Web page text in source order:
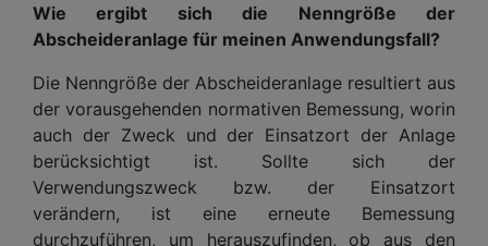
Wie ergibt sich die Nenngröße der
Abscheideranlage für meinen Anwendungsfall?
Die Nenngröße der Abscheideranlage resultiert aus
der vorausgehenden normativen Bemessung, worin
auch der Zweck und der Einsatzort der Anlage
berücksichtigt ist. Sollte sich der
Verwendungszweck bzw. der Einsatzort
verändern, ist eine erneute Bemessung
durchzuführen, um herauszufinden, ob aus den